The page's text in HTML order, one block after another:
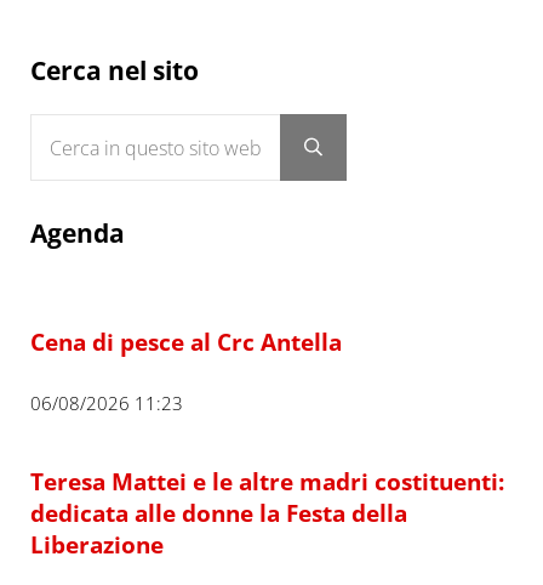
Sidebar
Cerca nel sito
Submit search
Agenda
Cena di pesce al Crc Antella
06/08/2026 11:23
Teresa Mattei e le altre madri costituenti:
dedicata alle donne la Festa della
Liberazione